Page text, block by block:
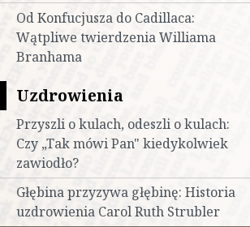
Od Konfucjusza do Cadillaca:
Wątpliwe twierdzenia Williama
Branhama
Uzdrowienia
Przyszli o kulach, odeszli o kulach:
Czy „Tak mówi Pan" kiedykolwiek
zawiodło?
Głębina przyzywa głębinę: Historia
uzdrowienia Carol Ruth Strubler